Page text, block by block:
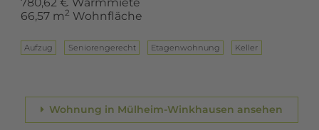
66,57 m2 Wohnfläche
Aufzug Seniorengerecht Eta­gen­woh­nung Keller
Wohnung in Mülheim-Winkhausen ansehen